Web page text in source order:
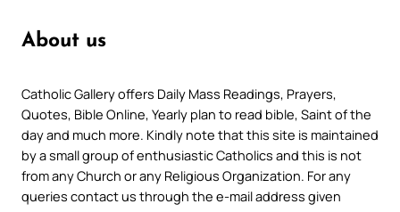
About us
Catholic Gallery offers Daily Mass Readings, Prayers,
Quotes, Bible Online, Yearly plan to read bible, Saint of the
day and much more. Kindly note that this site is maintained
by a small group of enthusiastic Catholics and this is not
from any Church or any Religious Organization. For any
queries contact us through the e-mail address given